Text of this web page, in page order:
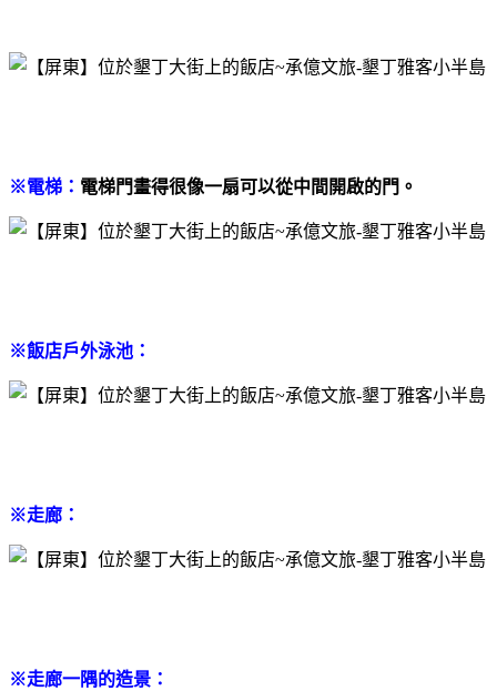
※電梯： 電梯門畫得很像一扇可以從中間開啟的門。
※飯店戶外泳池：
※走廊：
※走廊一隅的造景：